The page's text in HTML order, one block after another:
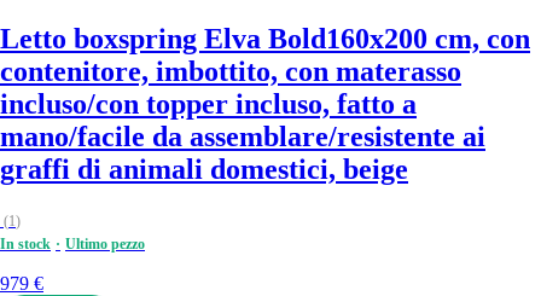
Letto boxspring Elva Bold160x200 cm, con
contenitore, imbottito, con materasso
incluso/con topper incluso, fatto a
mano/facile da assemblare/resistente ai
graffi di animali domestici, beige
(1)
In stock
Ultimo pezzo
979 €